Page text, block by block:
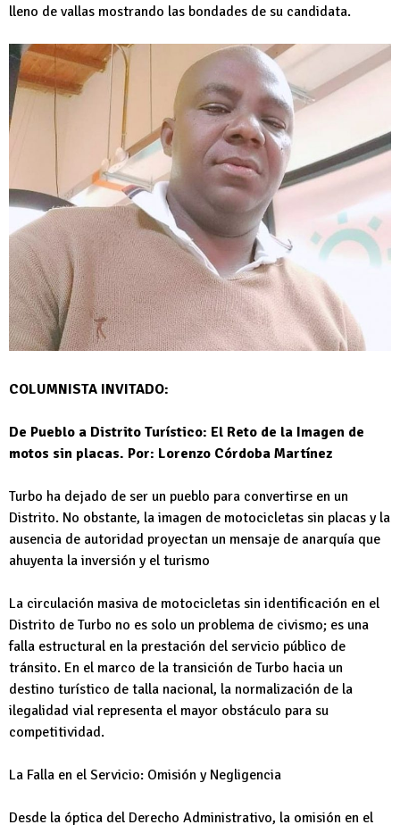
lleno de vallas mostrando las bondades de su candidata.
COLUMNISTA INVITADO:
De Pueblo a Distrito Turístico: El Reto de la Imagen de
motos sin placas. Por: Lorenzo Córdoba Martínez
Turbo ha dejado de ser un pueblo para convertirse en un
Distrito. No obstante, la imagen de motocicletas sin placas y la
ausencia de autoridad proyectan un mensaje de anarquía que
ahuyenta la inversión y el turismo
La circulación masiva de motocicletas sin identificación en el
Distrito de Turbo no es solo un problema de civismo; es una
falla estructural en la prestación del servicio público de
tránsito. En el marco de la transición de Turbo hacia un
destino turístico de talla nacional, la normalización de la
ilegalidad vial representa el mayor obstáculo para su
competitividad.
La Falla en el Servicio: Omisión y Negligencia
Desde la óptica del Derecho Administrativo, la omisión en el